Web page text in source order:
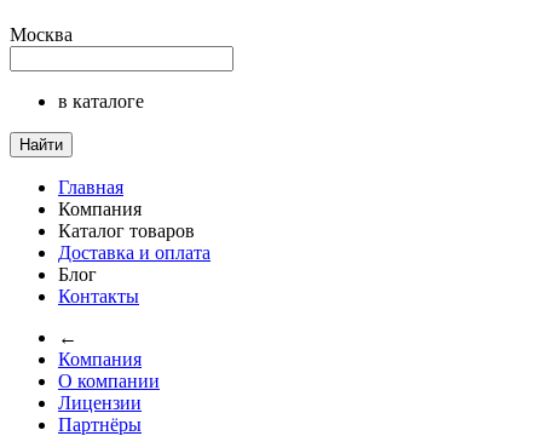
Москва
в каталоге
Найти
Главная
Компания
Каталог товаров
Доставка и оплата
Блог
Контакты
←
Компания
О компании
Лицензии
Партнёры